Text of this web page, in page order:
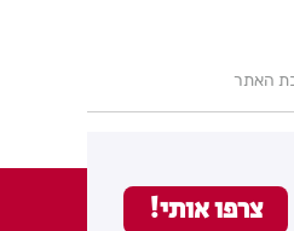
האתר